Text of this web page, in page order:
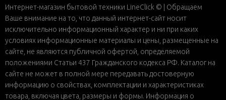
Интернет-магазин бытовой техники LineClick © | Обращаем
Ваше внимание на то, что данный интернет-сайт носит
исключительно информационный характер и ни при каких
условиях информационные материалы и цены, размещенные на
сайте, не являются публичной офертой, определяемой
положениями Статьи 437 Гражданского кодекса РФ. Каталог на
сайте не может в полной мере передавать достоверную
информацию о свойствах, комплектации и характеристиках
товара, включая цвета, размеры и формы. Информация о